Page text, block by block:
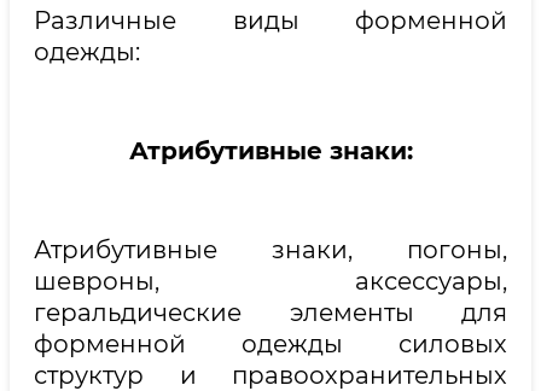
Различные виды форменной
одежды:
Атрибутивные знаки:
Атрибутивные знаки, погоны,
шевроны, аксессуары,
геральдические элементы для
форменной одежды силовых
структур и правоохранительных